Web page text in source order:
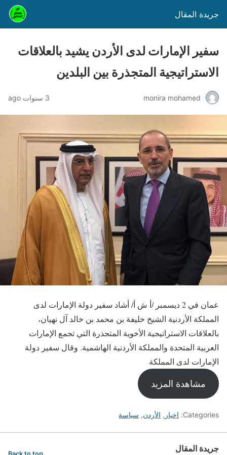
جريدة المقال
سفير الإمارات لدى الأردن يشيد بالعلاقات
الاستراتيجية المتجذرة بين البلدين
monira mohamed 3 سنوات ago
عمان في 2 ديسمبر /أ ش أ/ أشاد سفير دولة الإمارات لدى
المملكة الأردنية الشيخ خليفة بن محمد بن خالد آل نهيان،
بالعلاقات الاستراتيجية الأخوية المتجذرة التي تجمع الإمارات
العربية المتحدة والمملكة الأردنية الهاشمية. وقال سفير دولة
الإمارات لدى المملكة
مشاهدة المزيد
Categories: اخبار , الأردن, سياسة
جريدة المقال